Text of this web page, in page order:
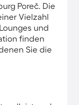
Poreč. Die
Vielzahl
und
finden
Sie die